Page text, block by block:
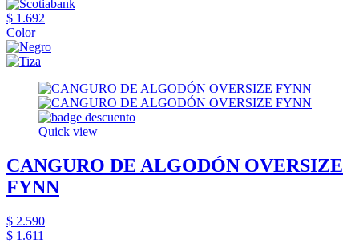
$ 1.692
Color
Quick view
CANGURO DE ALGODÓN OVERSIZE
FYNN
$ 2.590
$ 1.611